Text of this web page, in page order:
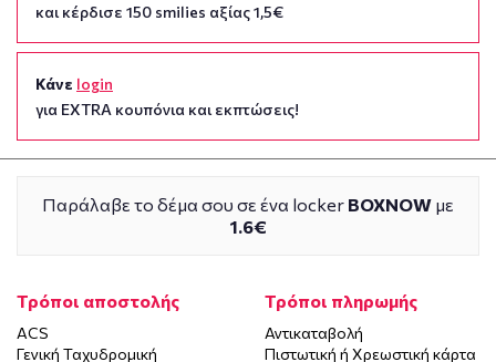
και κέρδισε 150 smilies αξίας 1,5€
Κάνε login
για EXTRA κουπόνια και εκπτώσεις!
Παράλαβε το δέμα σου σε ένα locker BOXNOW με
1.6€
Τρόποι αποστολής
ACS
Γενική Ταχυδρομική
Τρόποι πληρωμής
Αντικαταβολή
Πιστωτική ή Χρεωστική κάρτα